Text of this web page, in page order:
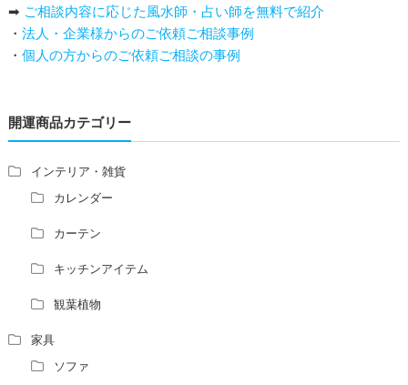
庭を広げると路沖殺（ろちゅうさつ）は防げますか？
トイレ前室のドアの開け閉めについて
増築して家相の中心軸が変わると、鬼門の方角にあるトイ
占い師さんは、幽霊を見たことがありますか？
家相風水の診断・鑑定料金や相場について
家相・風水の鑑定料金の相場が知りたい。
風水の流派について教えてください。
風水師になるには、どんな勉強をすればいいですか？
➡ ご相談内容に応じた風水師・占い師を無料で紹介
・ 法人・企業様からのご依頼ご相談事例
・ 個人の方からのご依頼ご相談の事例
開運商品カテゴリー
インテリア・雑貨
カレンダー
カーテン
キッチンアイテム
観葉植物
家具
ソファ